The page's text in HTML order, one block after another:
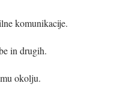
komunikacije.
in drugih.
okolju.